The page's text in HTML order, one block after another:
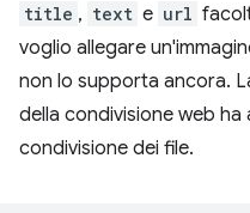
title , text e url
voglio allegare
non lo supporta ancora.
della condivisione web
condivisione dei file.